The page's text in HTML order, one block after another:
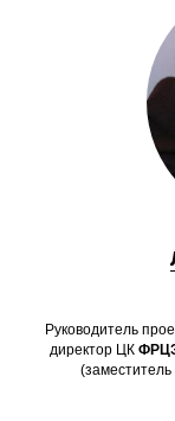
Руководитель
директор ЦК